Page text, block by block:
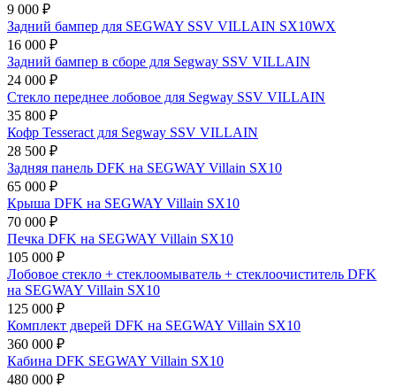
9 000 ₽
Задний бампер для SEGWAY SSV VILLAIN SX10WX
16 000 ₽
Задний бампер в сборе для Segway SSV VILLAIN
24 000 ₽
Стекло переднее лобовое для Segway SSV VILLAIN
35 800 ₽
Кофр Tesseract для Segway SSV VILLAIN
28 500 ₽
Задняя панель DFK на SEGWAY Villain SX10
65 000 ₽
Крыша DFK на SEGWAY Villain SX10
70 000 ₽
Печка DFK на SEGWAY Villain SX10
105 000 ₽
Лобовое стекло + стеклоомыватель + стеклоочиститель DFK
на SEGWAY Villain SX10
125 000 ₽
Комплект дверей DFK на SEGWAY Villain SX10
360 000 ₽
Кабина DFK SEGWAY Villain SX10
480 000 ₽